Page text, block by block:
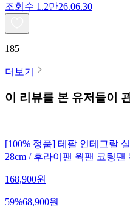
조회수 1.2만26.06.30
185
더보기
이 리뷰를 본 유저들이
[100% 정품] 테팔 인테그랄
28cm / 후라이팬 웍팬 코팅팬
168,900원
59%68,900원